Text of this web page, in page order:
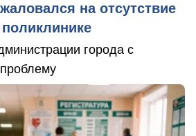
на отсутствие
города с